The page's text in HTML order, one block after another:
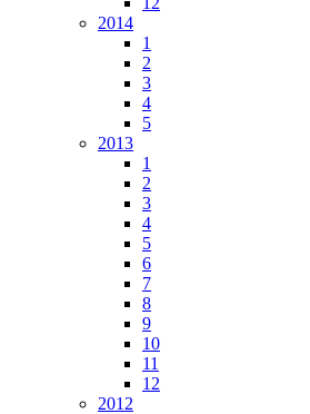
2014
1
2
3
4
5
2013
1
2
3
4
5
6
7
8
9
10
11
12
2012